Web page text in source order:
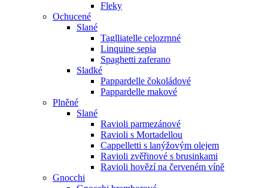
Fleky
Ochucené
Slané
Taglliatelle celozrnné
Linquine sepia
Spaghetti zaferano
Sladké
Pappardelle čokoládové
Pappardelle makové
Plněné
Slané
Ravioli parmezánové
Ravioli s Mortadellou
Cappelletti s lanýžovým olejem
Ravioli zvěřinové s brusinkami
Ravioli hovězí na červeném víně
Gnocchi